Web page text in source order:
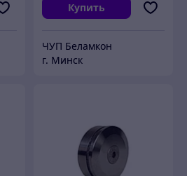
Купить
ЧУП Беламкон
г. Минск